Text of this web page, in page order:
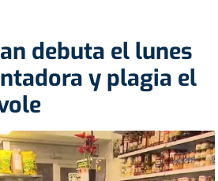
debuta el lunes
y plagia el